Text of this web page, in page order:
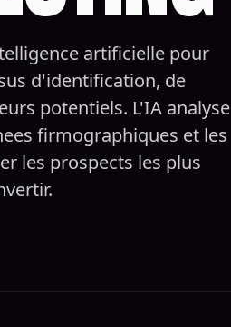
artificielle pour
d'identification, de
potentiels. L'IA analyse
firmographiques et les
les prospects les plus